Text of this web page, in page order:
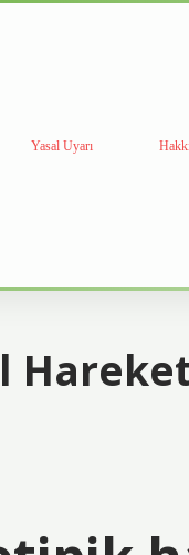
Yasal Uyarı